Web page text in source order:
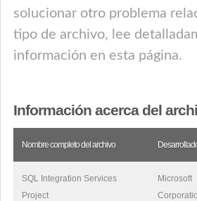
solucionar otro problema
tipo de archivo, lee
información en esta página.
Información acerca del
Nombre completo del archivo
SQL Integration Services
Project
Microsoft